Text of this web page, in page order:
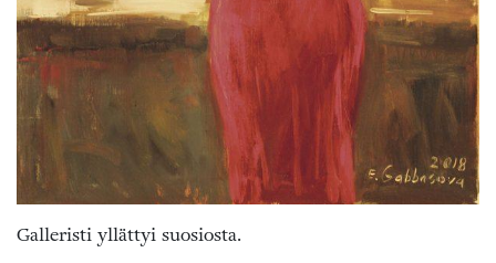
Galleristi yllättyi suosiosta.